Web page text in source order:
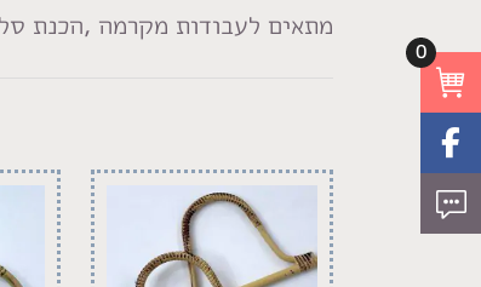
מתאים לעבודות מקרמה ,הכנת
0